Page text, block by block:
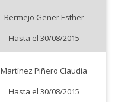
Bermejo Gener Esther
Hasta el 30/08/2015
Martínez Piñero Claudia
Hasta el 30/08/2015